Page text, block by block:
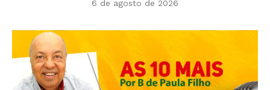
6 de agosto de 2026